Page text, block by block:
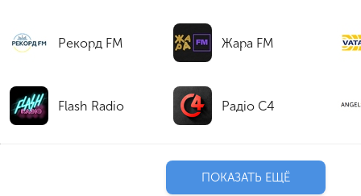
Рекорд FM Жара FM
Flash Radio Радіо C4
ПОКАЗАТЬ ЕЩЁ